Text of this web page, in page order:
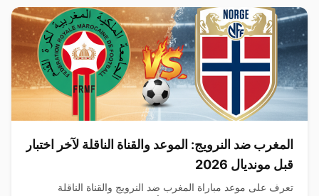
المغرب ضد النرويج: الموعد والقناة الناقلة لآخر اختبار
قبل مونديال 2026
تعرف على موعد مباراة المغرب ضد النرويج والقناة الناقلة